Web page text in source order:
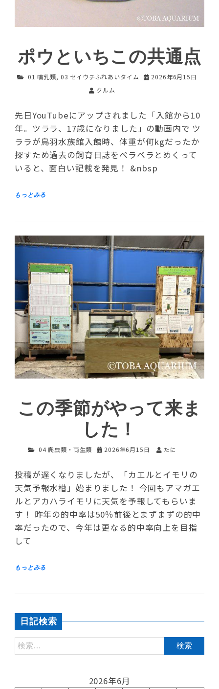
ポウといちこの共通点
01 哺乳類, 03 セイウチふれあいタイム
2026年6月15日
クルム
先日YouTubeにアップされました「入館から10
年。ツララ、17歳になりました」の動画内で ツ
ララが鳥羽水族館入館時、体重が何kgだったか
探すため過去の飼育日誌をペラペラとめくって
いると、面白い記載を発見！ &nbsp
この季節がやって来ま
した！
04 爬虫類・両生類 2026年6月15日 たに
投稿が遅くなりましたが、「カエルとイモリの
天気予報水槽」始まりました！ 今回もアマガエ
ルとアカハライモリに天気を予報してもらいま
す！ 昨年の的中率は50％前後とまずまずの的中
率だったので、今年は更なる的中率向上を目指
して
日記検索
2026年6月